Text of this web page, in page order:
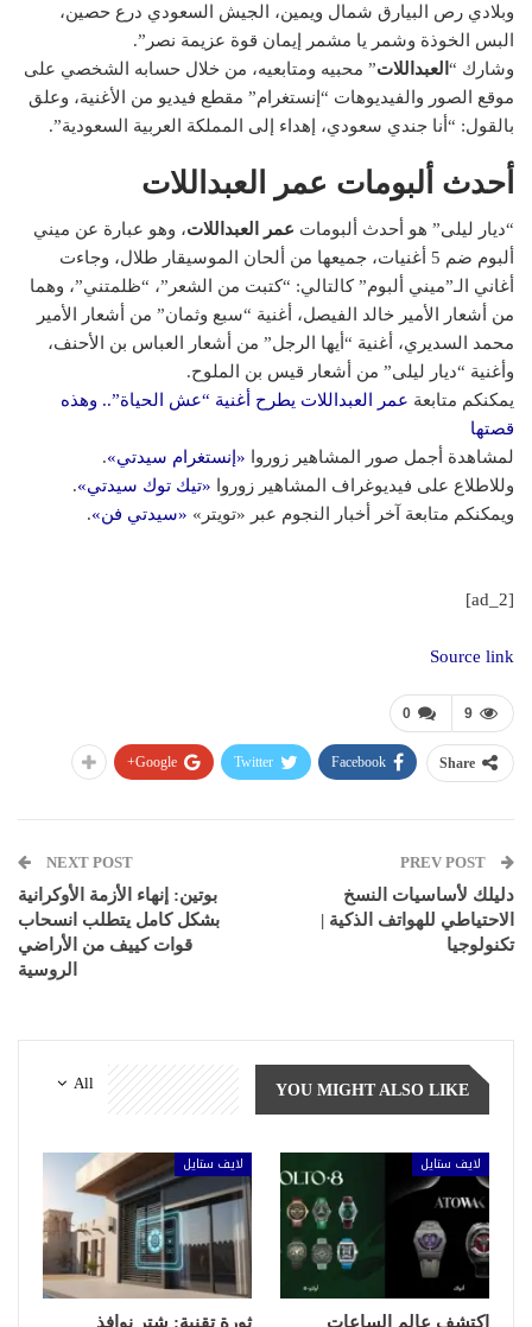
وبلادي رص البيارق شمال ويمين، الجيش السعودي درع حصين،
البس الخوذة وشمر يا مشمر إيمان قوة عزيمة نصر”.
وشارك “ العبداللات” محبيه ومتابعيه، من خلال حسابه الشخصي على
موقع الصور والفيديوهات “إنستغرام” مقطع فيديو من الأغنية، وعلق
بالقول: “أنا جندي سعودي، إهداء إلى المملكة العربية السعودية”.
أحدث ألبومات عمر العبداللات
“ديار ليلى” هو أحدث ألبومات عمر العبداللات، وهو عبارة عن ميني
ألبوم ضم 5 أغنيات، جميعها من ألحان الموسيقار طلال، وجاءت
أغاني الـ”ميني ألبوم” كالتالي: “كتبت من الشعر”، “ظلمتني”، وهما
من أشعار الأمير خالد الفيصل، أغنية “سبع وثمان” من أشعار الأمير
محمد السديري، أغنية “أيها الرجل” من أشعار العباس بن الأحنف،
وأغنية “ديار ليلى” من أشعار قيس بن الملوح.
يمكنكم متابعة عمر العبداللات يطرح أغنية “عش الحياة”.. وهذه
قصتها
لمشاهدة أجمل صور المشاهير زوروا «إنستغرام سيدتي».
وللاطلاع على فيديوغراف المشاهير زوروا «تيك توك سيدتي».
ويمكنكم متابعة آخر أخبار النجوم عبر «تويتر» «سيدتي فن».
[ad_2]
Source link
0 9
Share
Facebook
Twitter
Google+
دليلك لأساسيات النسخ
الاحتياطي للهواتف الذكية |
تكنولوجيا
NEXT POST
بوتين: إنهاء الأزمة الأوكرانية
بشكل كامل يتطلب انسحاب
قوات كييف من الأراضي
الروسية
All YOU MIGHT ALSO LIKE
لايف ستايل
اكتشف عالم الساعات
لايف ستايل
ثورة تقنية: شتر نوافذ